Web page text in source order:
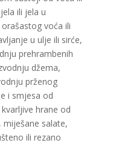
ili jela u
voća ili
u ulje ili sirće,
prehrambenih
džema,
prženog
i smjesa od
hrane od
miješane salate,
ili rezano